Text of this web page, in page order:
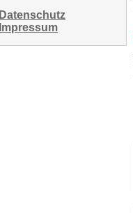
Datenschutz
Impressum